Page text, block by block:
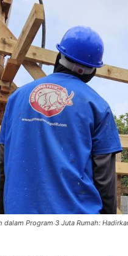
dalam Program 3 Juta Rumah: